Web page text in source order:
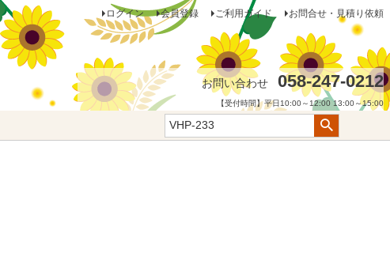
ログイン 会員登録 ご利用ガイド お問合せ・見積り依頼
お問い合わせ 058-247-0212
【受付時間】平日10:00～12:00 13:00～15:00